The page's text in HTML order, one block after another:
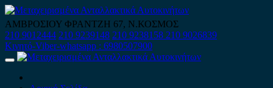
Skip
to
content
ΑΜΒΡΟΣΙΟΥ ΦΡΑΝΤΖΗ 67, Ν.ΚΟΣΜΟΣ
210 9012444 210 9239148 210 9238158 210 9026839
Κινητό-Viber-whatsapp : 6980507900
Primary